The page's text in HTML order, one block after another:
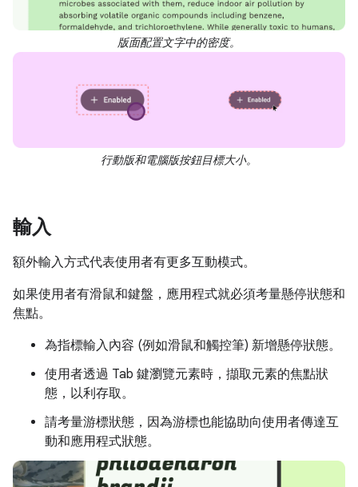
版面配置文字中的密度。
行動版和電腦版按鈕目標大小。
輸入
額外輸入方式代表使用者有更多互動模式。
如果使用者有滑鼠和鍵盤，應用程式就必須考量懸停狀態和
焦點。
為指標輸入內容 (例如滑鼠和觸控筆) 新增懸停狀態。
使用者透過 Tab 鍵瀏覽元素時，擷取元素的焦點狀
態，以利存取。
請考量游標狀態，因為游標也能協助向使用者傳達互
動和應用程式狀態。